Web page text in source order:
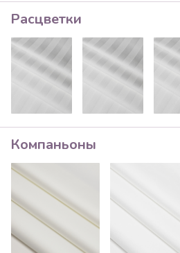
Расцветки
Компаньоны